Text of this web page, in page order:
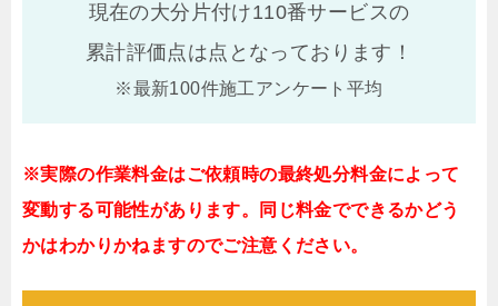
現在の大分片付け110番サービスの
累計評価点は点となっております！
※最新100件施工アンケート平均
※実際の作業料金はご依頼時の最終処分料金によって
変動する可能性があります。同じ料金でできるかどう
かはわかりかねますのでご注意ください。